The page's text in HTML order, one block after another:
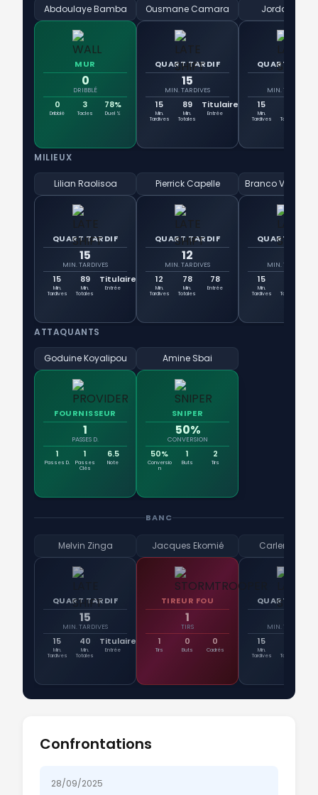
Abdoulaye Bamba
MUR
0
DRIBBLÉ
0
Dribblé
3
Tacles
78%
Duel %
Ousmane Camara
QUART TARDIF
15
MIN. TARDIVES
15
Min.
Tardives
89
Min.
Totales
Titulaire
Entrée
Jordan Lefort
QUART
MIN. TARDIVES
15
Min.
Tardives
Totales
MILIEUX
Lilian Raolisoa
QUART TARDIF
15
MIN. TARDIVES
15
Min.
Tardives
89
Min.
Totales
Titulaire
Entrée
Pierrick Capelle
QUART TARDIF
12
MIN. TARDIVES
12
Min.
Tardives
78
Min.
Totales
78
Entrée
QUART
MIN. TARDIVES
15
Min.
Tardives
Totales
ATTAQUANTS
Goduine Koyalipou
FOURNISSEUR
1
PASSES D.
1
Passes D.
1
Passes
Clés
6.5
Note
Amine Sbai
SNIPER
50%
CONVERSION
50%
Conversio
n
1
Buts
2
Tirs
BANC
Melvin Zinga
QUART TARDIF
15
MIN. TARDIVES
15
Min.
Tardives
40
Min.
Totales
Titulaire
Entrée
Jacques Ekomié
TIREUR FOU
1
TIRS
1
Tirs
0
Buts
0
Cadrés
Carlens
QUART
MIN. TARDIVES
15
Min.
Tardives
Totales
Confrontations
28/09/2025